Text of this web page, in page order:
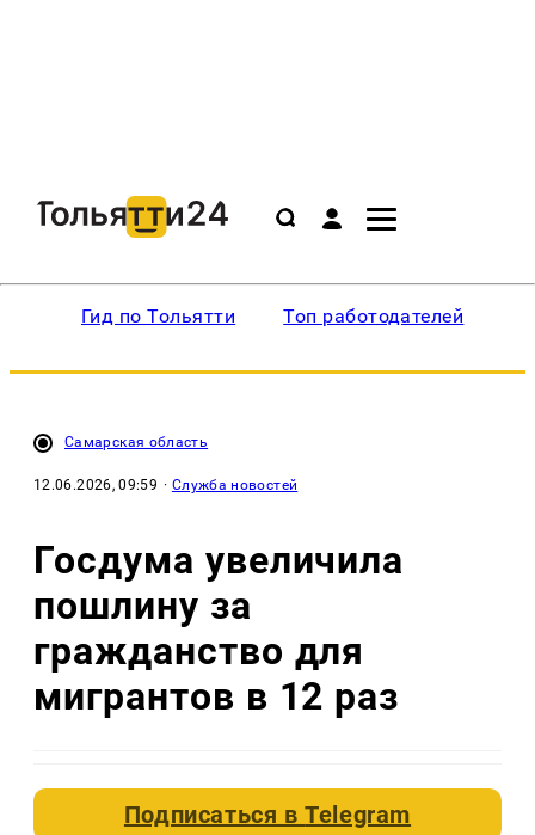
Гид по Тольятти Топ работодателей
Самарская область
12.06.2026, 09:59 · Служба новостей
Госдума увеличила
пошлину за
гражданство для
мигрантов в 12 раз
Подписаться вTelegram